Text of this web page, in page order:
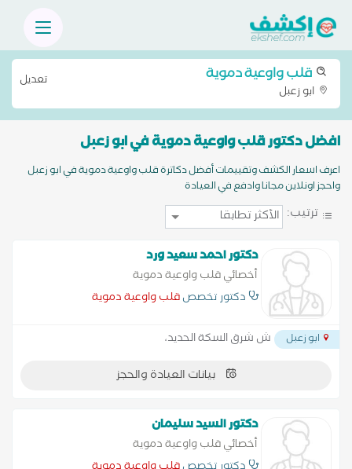
قلب واوعية دموية
ابو زعبل
تعديل
افضل دكتور قلب واوعية دموية في ابو زعبل
اعرف اسعار الكشف وتقييمات أفضل دكاترة قلب واوعية دموية في ابو زعبل
واحجز اونلاين مجانا وادفع في العيادة
ترتيب:
دكتور احمد سعيد ورد
أخصائي قلب واوعية دموية
دكتور تخصصقلب واوعية دموية
ابو زعبل ش شرق السكة الحديد،
بيانات العيادة والحجز
دكتور السيد سليمان
أخصائي قلب واوعية دموية